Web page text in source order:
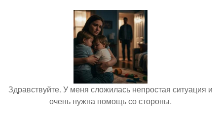
Здравствуйте. У меня сложилась непростая ситуация и
очень нужна помощь со стороны.